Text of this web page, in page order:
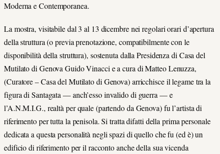
Moderna e Contemporanea.
La mostra, visitabile dal 3 al 13 dicembre nei regolari orari d’apertura
della struttura (o previa prenotazione, compatibilmente con le
disponibilità della struttura), sostenuta dalla Presidenza di Casa del
Mutilato di Genova Guido Vinacci e a cura di Matteo Lenuzza,
(Curatore – Casa del Mutilato di Genova) arricchisce il legame tra la
figura di Santagata — anch’esso invalido di guerra — e
l’A.N.M.I.G., realtà per quale (partendo da Genova) fu l’artista di
riferimento per tutta la penisola. Si tratta difatti della prima personale
dedicata a questa personalità negli spazi di quello che fu (ed è) un
edificio di riferimento per il racconto anche della sua vicenda